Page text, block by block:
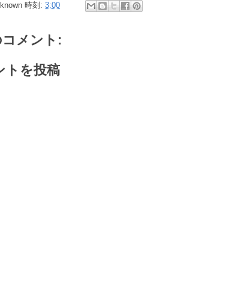
時刻: 3:00
コメント:
トを投稿